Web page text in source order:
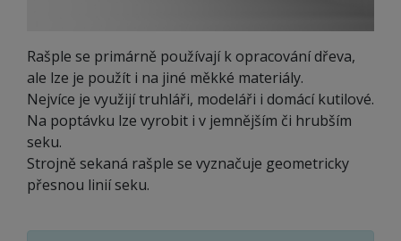
Rašple se primárně používají k opracování dřeva,
ale lze je použít i na jiné měkké materiály.
Nejvíce je využijí truhláři, modeláři i domácí kutilové.
Na poptávku lze vyrobit i v jemnějším či hrubším
seku.
Strojně sekaná rašple se vyznačuje geometricky
přesnou linií seku.